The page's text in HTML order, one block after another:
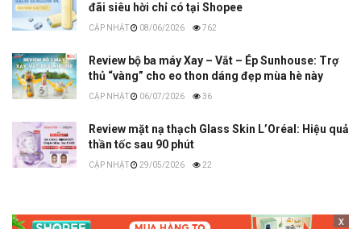
đãi siêu hời chỉ có tại Shopee
08/06/2026 762
Review bộ ba máy Xay – Vắt – Ép Sunhouse: Trợ
thủ “vàng” cho eo thon dáng đẹp mùa hè này
06/07/2026 36
Review mặt nạ thạch Glass Skin L’Oréal: Hiệu quả
thần tốc sau 90 phút
29/05/2026 22
x